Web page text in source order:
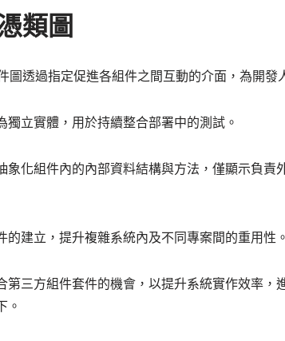
類圖
圖透過指定促進各組件之間互動的介面，為開發
獨立實體，用於持續整合部署中的測試。
象化組件內的內部資料結構與方法，僅顯示負責
的建立，提升複雜系統內及不同專案間的重用性。
第三方組件套件的機會，以提升系統實作效率，
。